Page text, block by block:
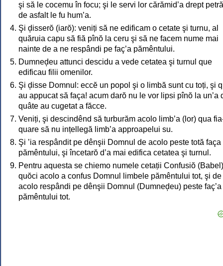
şi să le cocemu în focu; şi le servi lor cărămid’a drept
de asfalt le fu hum’a.
Şi ḑisserŏ (iarŏ): veniți să ne edificam o cetate şi turnu, al
quăruia capu să fiă pînŏ la ceru şi să ne facem nume mai
nainte de a ne respândi pe faç’a pămêntului.
Dumneḑeu attunci descidu a vede cetatea şi turnul que
edificau filii omenilor.
Şi ḑisse Domnul: eccĕ un popol şi o limbă sunt cu toți, şi
au appucat să faça! acum darŏ nu le vor lipsi pînŏ la un’a
quâte au cugetat a făcce.
Veniți, şi descindênd să turburăm acolo limb’a (lor) qua
quare să nu ințellegă limb’a approapelui su.
Şi ’ia respândit pe dênşii Domnul de acolo peste totă faça
pămêntului, şi încetarŏ d’a mai edifica cetatea şi turnul.
Pentru aquesta se chiemo numele cetații Confusiŏ
quŏci acolo a confus Domnul limbele pămêntului tot, şi de
acolo respândi pe dênşii Domnul (Dumneḑeu) peste faç’a
pămêntului tot.